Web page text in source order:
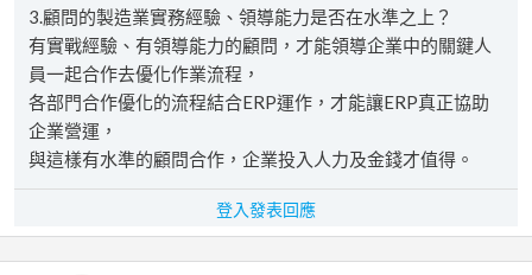
3.顧問的製造業實務經驗、領導能力是否在水準之上？
有實戰經驗、有領導能力的顧問，才能領導企業中的關鍵人
員一起合作去優化作業流程，
各部門合作優化的流程結合ERP運作，才能讓ERP真正協助
企業營運，
與這樣有水準的顧問合作，企業投入人力及金錢才值得。
登入發表回應